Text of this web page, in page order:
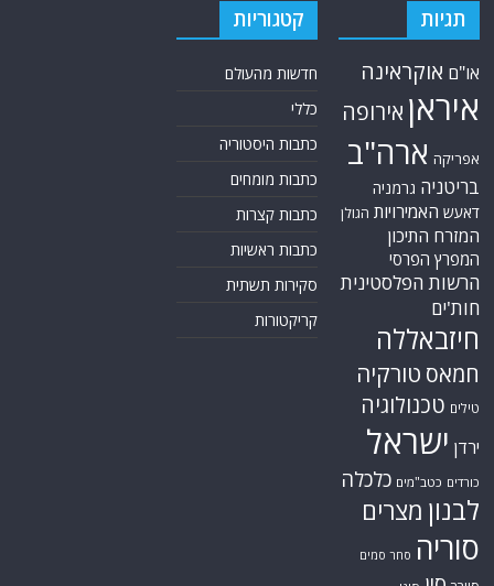
תגיות
או"ם אוקראינה
איראן אירופה
אפריקה ארה"ב
בריטניה גרמניה
דאעש האמירויות הגולן
המזרח התיכון
המפרץ הפרסי
הרשות הפלסטינית
חות'ים
חיזבאללה
חמאס טורקיה
טילים טכנולוגיה
ירדן ישראל
כורדים כטב"מים כלכלה
לבנון מצרים
סוריה סחר סמים
קטגוריות
חדשות מהעולם
כללי
כתבות היסטוריה
כתבות מומחים
כתבות קצרות
כתבות ראשיות
סקירות תשתית
קריקטורות